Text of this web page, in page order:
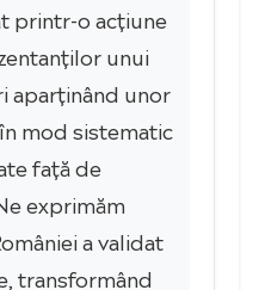
printr-o acțiune
unui
aparținând unor
mod sistematic
față de
exprimăm
a validat
transformând